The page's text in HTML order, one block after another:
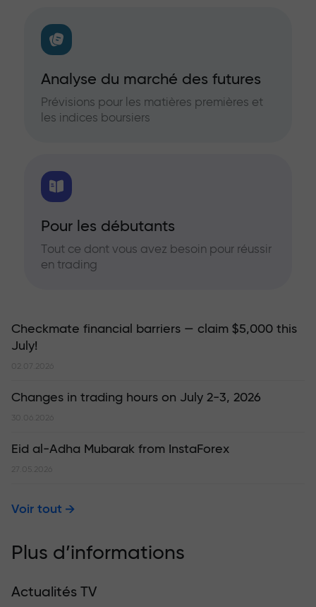
Analyse du marché des futures
Prévisions pour les matières premières et
les indices boursiers
Pour les débutants
Tout ce dont vous avez besoin pour réussir
en trading
Checkmate financial barriers — claim $5,000 this
July!
02.07.2026
Changes in trading hours on July 2-3, 2026
30.06.2026
Eid al-Adha Mubarak from InstaForex
27.05.2026
Voir tout
Plus d’informations
Actualités TV